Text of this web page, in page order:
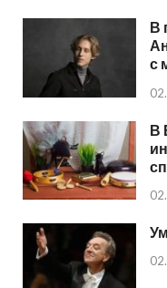
В
с
В